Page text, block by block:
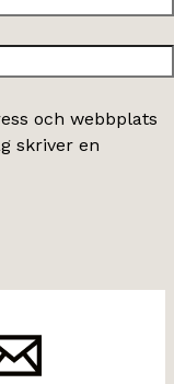
och webbplats
skriver en